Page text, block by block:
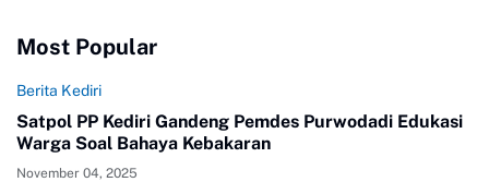
Most Popular
Berita Kediri
Satpol PP Kediri Gandeng Pemdes Purwodadi Edukasi
Warga Soal Bahaya Kebakaran
November 04, 2025